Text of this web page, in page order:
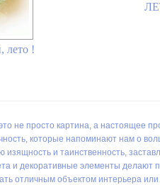
лето !
не просто картина, а настоящее
которые напоминают нам о
изящность и таинственность,
и декоративные элементы
отличным объектом интерьера